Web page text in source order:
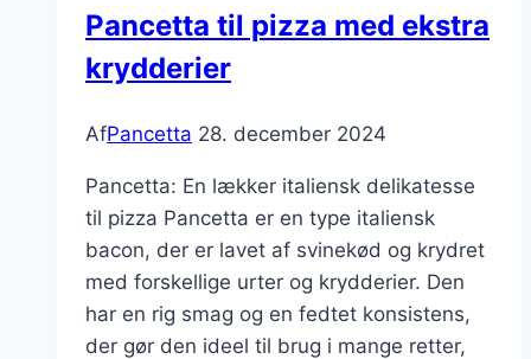
Pancetta til pizza med ekstra
krydderier
AfPancetta 28. december 2024
Pancetta: En lækker italiensk delikatesse
til pizza Pancetta er en type italiensk
bacon, der er lavet af svinekød og krydret
med forskellige urter og krydderier. Den
har en rig smag og en fedtet konsistens,
der gør den ideel til brug i mange retter,